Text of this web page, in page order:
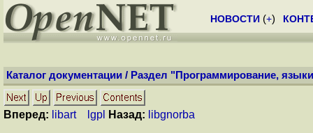
НОВОСТИ (+)
Каталог документации / Раздел "Программирование,
Вперед: libart lgpl Назад: libgnorba